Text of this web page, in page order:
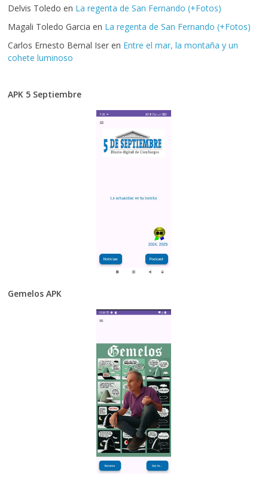
Delvis Toledo en La regenta de San Fernando (+Fotos)
Magali Toledo Garcia en La regenta de San Fernando (+Fotos)
Carlos Ernesto Bernal Iser en Entre el mar, la montaña y un
cohete luminoso
APK 5 Septiembre
Gemelos APK